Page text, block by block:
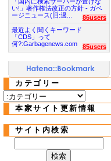
い!」著作権法改正の方針 - ガベ
ージニュース(旧:過...
86users
最近よく聞くキーワード
「CDS」って
何?:Garbagenews.com
85users
カテゴリー
本家サイト更新情報
サイト内検索